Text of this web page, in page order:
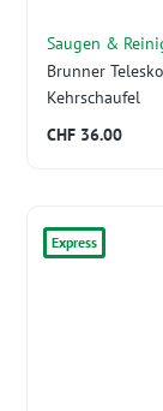
Saugen &
Brunner
Kehrschaufel
CHF 36.00
Express